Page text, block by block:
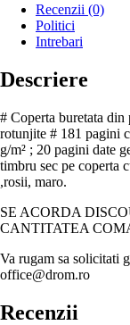
Recenzii (0)
Politici
Intrebari
Descriere
# Coperta buretata
rotunjite # 181 pagini
g/m² ; 20 pagini date
timbru sec pe coperta
,rosii, maro.
SE ACORDA
CANTITATEA
Va rugam sa solicitati
office@drom.ro
Recenzii